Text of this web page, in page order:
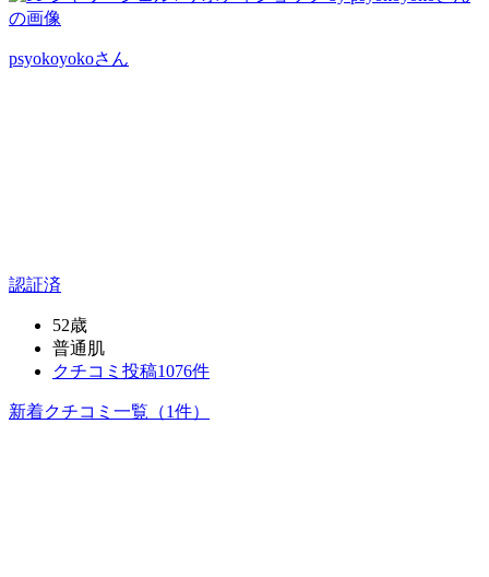
psyokoyokoさん
認証済
52歳
普通肌
クチコミ投稿1076件
新着クチコミ一覧 （1件）